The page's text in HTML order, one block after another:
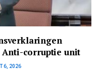
corruptie unit
6, 2026